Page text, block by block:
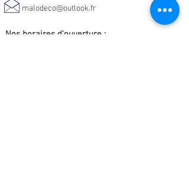
malodeco@outlook.fr
Nos horaires d'ouverture :